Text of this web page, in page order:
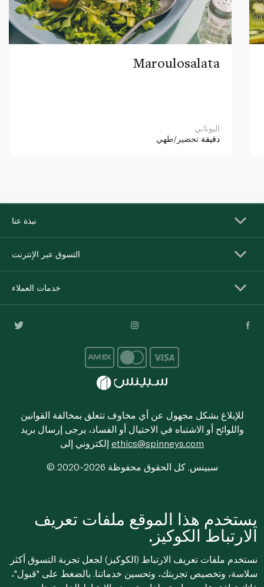
Maroulosalata
اليوناني
دقيقة تحضير/طهي
نبذة عنا
التسوق عبر الإنترنت
خدمات العملاء
للإبلاغ بشكل مجهول عن أي مخاوف تتعلق بمخالفة القوانين
واللوائح أو الاشتباه في الاحتيال أو الفساد، يرجى إرسال بريد
ethics@spinneys.com
© 2020-2026 سبينس. كل الحقوق محفوظة
يستخدم هذا الموقع ملفات تعريف
الارتباط الكوكيز.
نستخدم ملفات تعريف الارتباط (الكوكيز) لجعل تجربة التسوق أكثر
سلاسة، وتخصيص تجربتك، وتحسين خدماتنا. بالضغط على "قبول"،